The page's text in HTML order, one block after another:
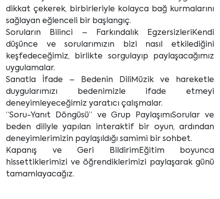
dikkat çekerek, birbirleriyle kolayca bağ kurmalarını
sağlayan eğlenceli bir başlangıç.
Soruların Bilinci – Farkındalık EgzersizleriKendi
düşünce ve sorularımızın bizi nasıl etkilediğini
keşfedeceğimiz, birlikte sorgulayıp paylaşacağımız
uygulamalar.
Sanatla İfade – Bedenin DiliMüzik ve hareketle
duygularımızı bedenimizle ifade etmeyi
deneyimleyeceğimiz yaratıcı çalışmalar.
“Soru-Yanıt Döngüsü” ve Grup PaylaşımıSorular ve
beden diliyle yapılan interaktif bir oyun, ardından
deneyimlerimizin paylaşıldığı samimi bir sohbet.
Kapanış ve Geri BildirimEğitim boyunca
hissettiklerimizi ve öğrendiklerimizi paylaşarak günü
tamamlayacağız.